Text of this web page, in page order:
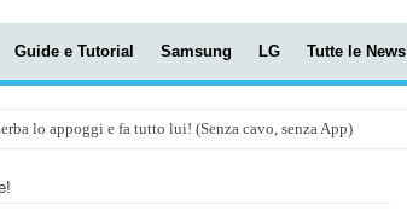
Guide e Tutorial Samsung LG Tutte le News
lo appoggi e fa tutto lui! (Senza cavo, senza App)